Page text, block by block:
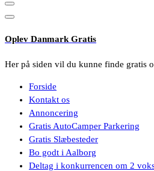
Oplev Danmark Gratis
Her på siden vil du kunne finde gratis
Forside
Kontakt os
Annoncering
Gratis AutoCamper Parkering
Gratis Slæbesteder
Bo godt i Aalborg
Deltag i konkurrencen om 2